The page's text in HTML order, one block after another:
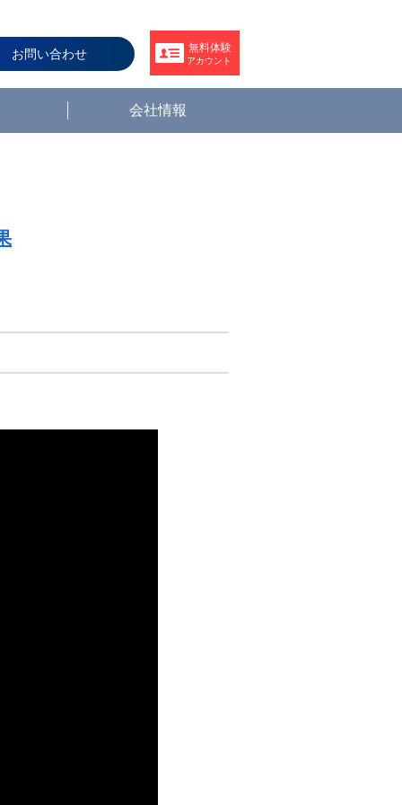
お問い合わせ 無料体験
アカウント
会社情報